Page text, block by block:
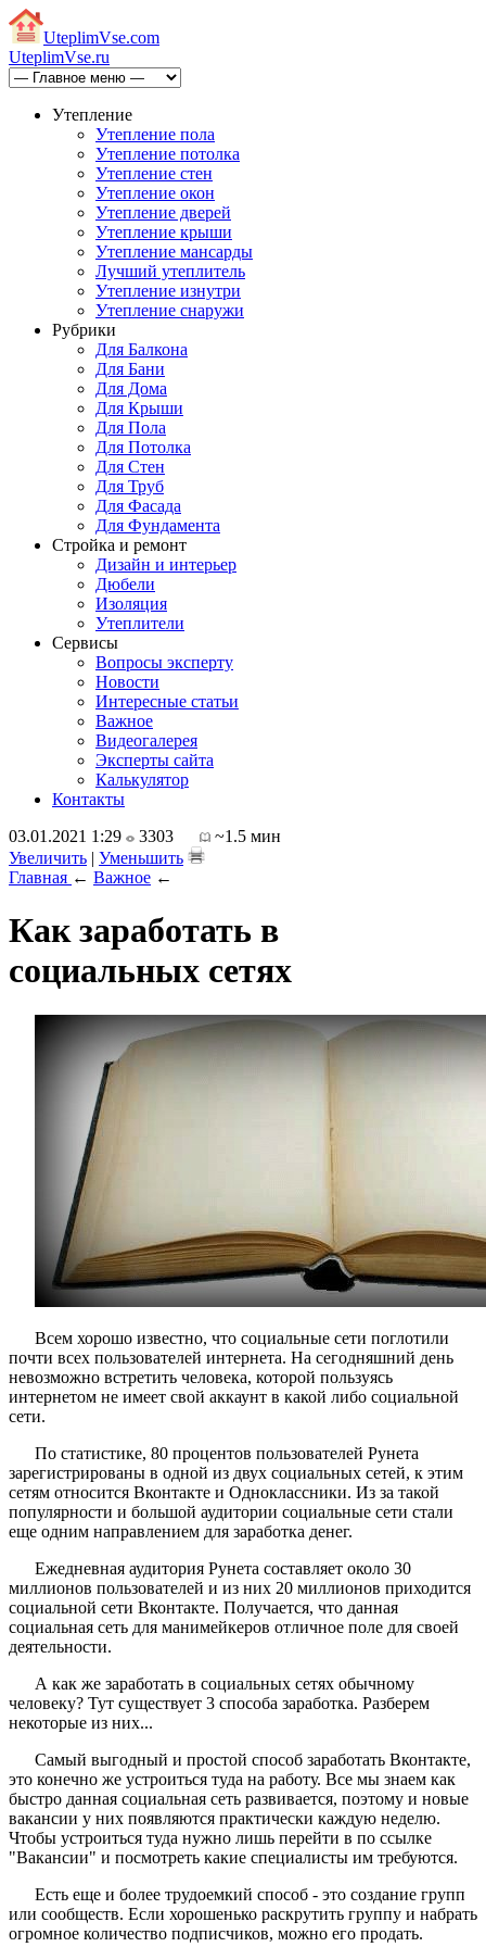
UteplimVse.com
UteplimVse.ru
Утепление
Утепление пола
Утепление потолка
Утепление стен
Утепление окон
Утепление дверей
Утепление крыши
Утепление мансарды
Лучший утеплитель
Утепление изнутри
Утепление снаружи
Рубрики
Для Балкона
Для Бани
Для Дома
Для Крыши
Для Пола
Для Потолка
Для Стен
Для Труб
Для Фасада
Для Фундамента
Стройка и ремонт
Дизайн и интерьер
Дюбели
Изоляция
Утеплители
Сервисы
Вопросы эксперту
Новости
Интересные статьи
Важное
Видеогалерея
Эксперты сайта
Калькулятор
Контакты
03.01.2021 1:29
3303
~1.5 мин
Увеличить | Уменьшить
Главная ← Важное ←
Как заработать в
социальных сетях
Всем хорошо известно, что социальные сети поглотили
почти всех пользователей интернета. На сегодняшний день
невозможно встретить человека, которой пользуясь
интернетом не имеет свой аккаунт в какой либо социальной
сети.
По статистике, 80 процентов пользователей Рунета
зарегистрированы в одной из двух социальных сетей, к этим
сетям относится Вконтакте и Одноклассники. Из за такой
популярности и большой аудитории социальные сети стали
еще одним направлением для заработка денег.
Ежедневная аудитория Рунета составляет около 30
миллионов пользователей и из них 20 миллионов приходится
социальной сети Вконтакте. Получается, что данная
социальная сеть для манимейкеров отличное поле для своей
деятельности.
А как же заработать в социальных сетях обычному
человеку? Тут существует 3 способа заработка. Разберем
некоторые из них...
Самый выгодный и простой способ заработать Вконтакте,
это конечно же устроиться туда на работу. Все мы знаем как
быстро данная социальная сеть развивается, поэтому и новые
вакансии у них появляются практически каждую неделю.
Чтобы устроиться туда нужно лишь перейти в по ссылке
"Вакансии" и посмотреть какие специалисты им требуются.
Есть еще и более трудоемкий способ - это создание групп
или сообществ. Если хорошенько раскрутить группу и набрать
огромное количество подписчиков, можно его продать.